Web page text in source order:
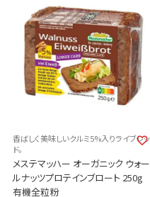
香ばしく美味しいクルミ5%入りライブレッ
ド。
メステマッハー オーガニック ウォー
ルナッツプロテインブロート 250g
有機全粒粉